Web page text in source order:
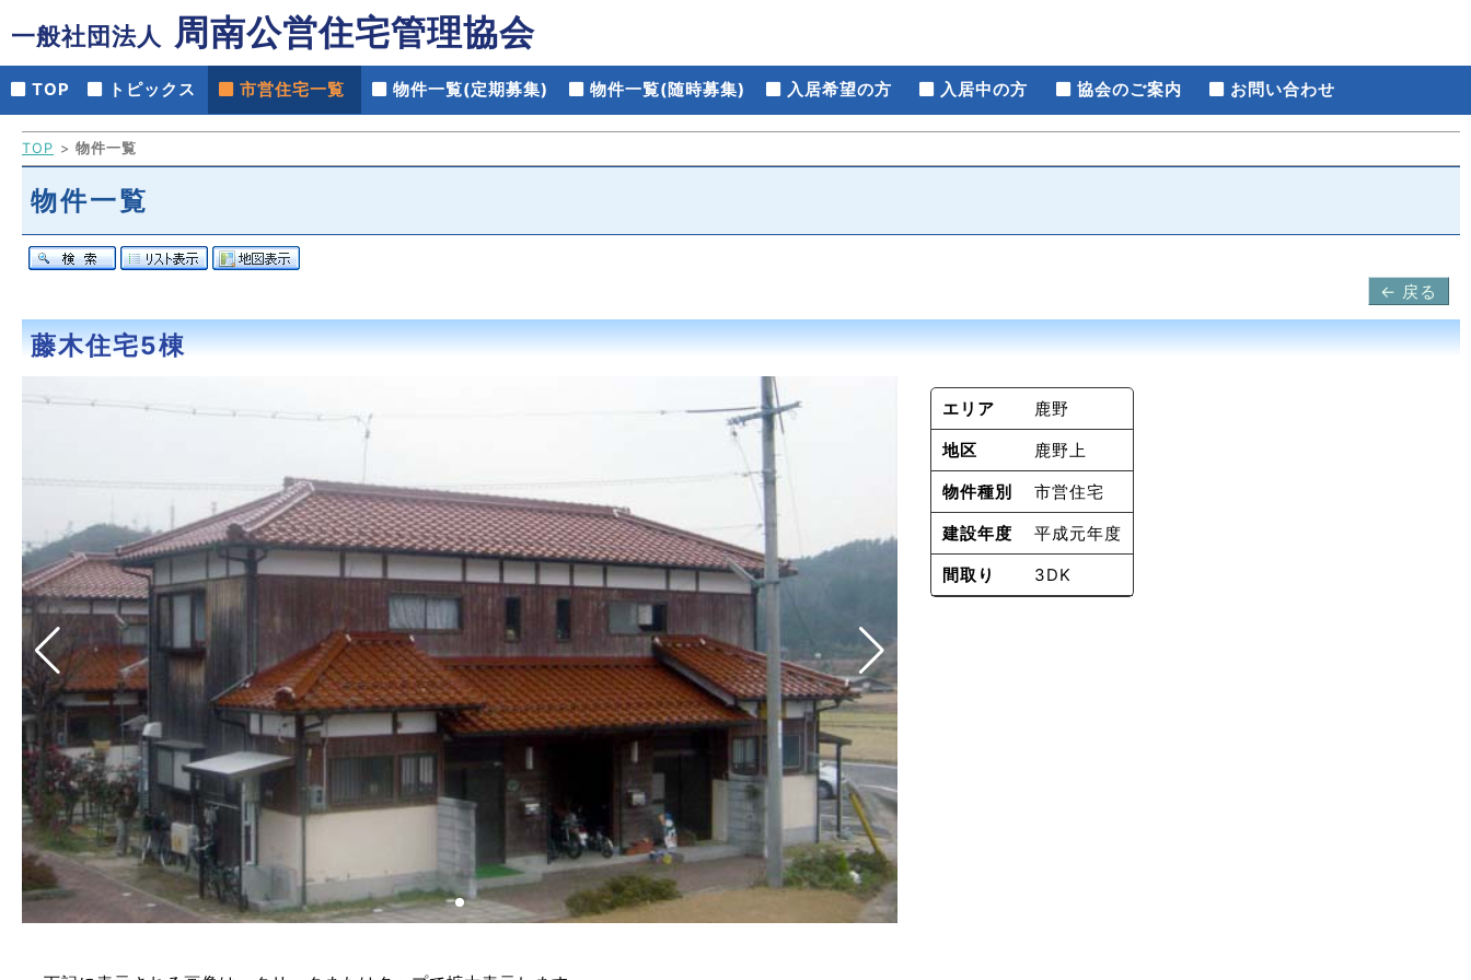
一般社団法人 周南公営住宅管理協会
TOP トピックス 市営住宅一覧 物件一覧(定期募集) 物件一覧(随時募集) 入居希望の方 入居中の方 協会のご案内 お問い合わせ
TOP 物件一覧
物件一覧
← 戻る
藤木住宅5棟
エリア
鹿野
地区
鹿野上
物件種別
市営住宅
建設年度
平成元年度
間取り
3DK